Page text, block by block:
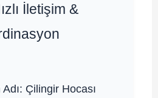
İletişim &
Çilingir Hocası